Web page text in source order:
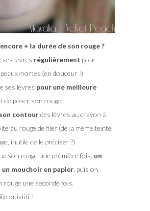
+ la durée de son rouge ?
ses lèvres régulièrement pour
mortes (en douceur !)
ses lèvres pour une meilleure
de poser son rouge.
son contourdes lèvres au crayon à
au rouge de filer (de la même teinte
inutile de le préciser ?)
son rouge une première fois, on
mouchoir en papier, puis on
rouge une seconde fois.
ouistiti !